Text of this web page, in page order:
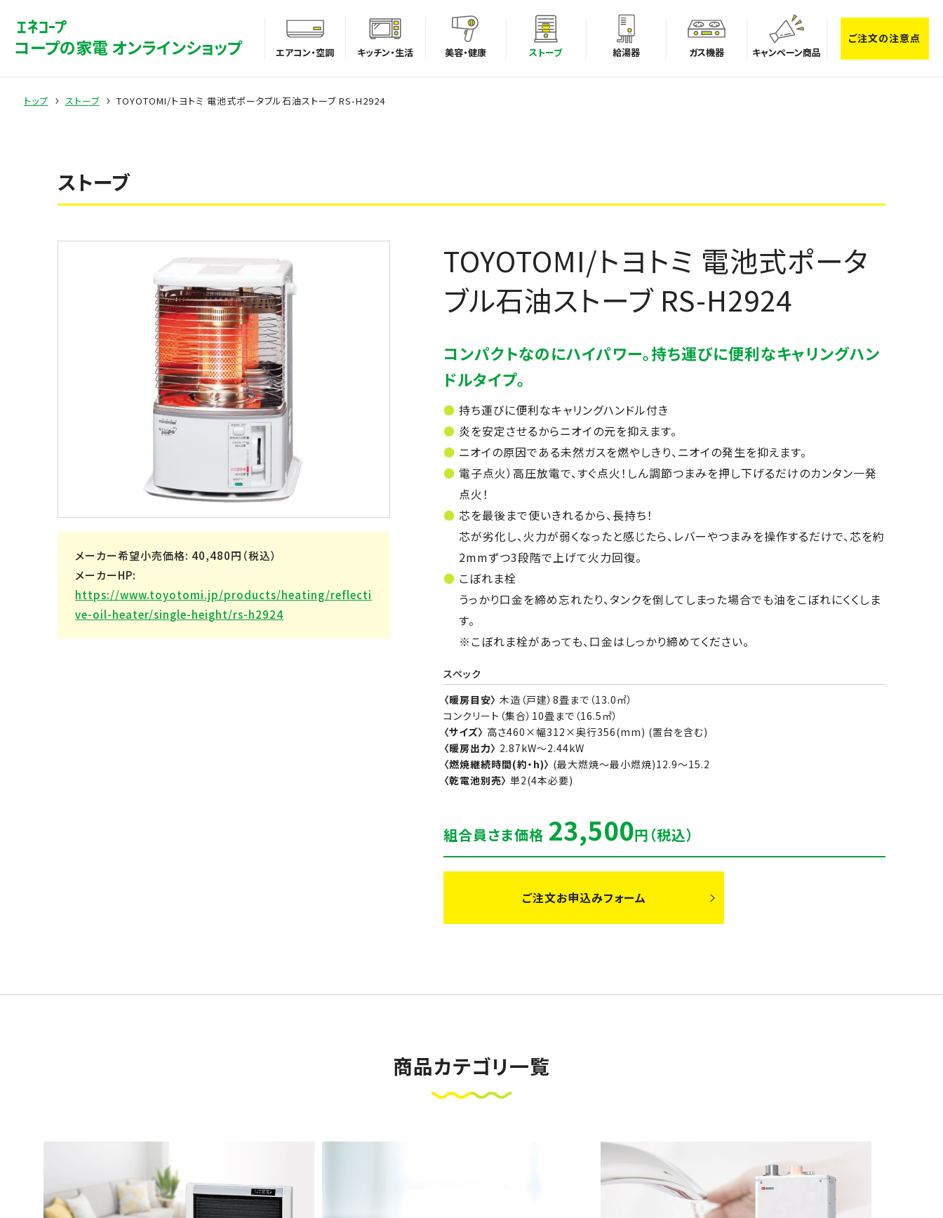
コープの家電 オンラインショップ エアコン・空調 キッチン・生活 美容・健康 ストーブ 給湯器 ガス機器 キャンペーン商品
ご注文の注意点
トップ ストーブ TOYOTOMI/トヨトミ 電池式ポータブル石油ストーブ RS-H2924
ストーブ
メーカー希望小売価格: 40,480円（税込）
メーカーHP:
https://www.toyotomi.jp/products/heating/reflecti
ve-oil-heater/single-height/rs-h2924
TOYOTOMI/トヨトミ 電池式ポータ
ブル石油ストーブ RS-H2924
コンパクトなのにハイパワー。持ち運びに便利なキャリングハン
ドルタイプ。
持ち運びに便利なキャリングハンドル付き
炎を安定させるからニオイの元を抑えます。
ニオイの原因である未然ガスを燃やしきり、ニオイの発生を抑えます。
電子点火）高圧放電で、すぐ点火！しん調節つまみを押し下げるだけのカンタン一発
点火！
芯を最後まで使いきれるから、長持ち！
芯が劣化し、火力が弱くなったと感じたら、レバーやつまみを操作するだけで、芯を約
2mmずつ3段階で上げて火力回復。
こぼれま栓
うっかり口金を締め忘れたり、タンクを倒してしまった場合でも油をこぼれにくくしま
す。
※こぼれま栓があっても、口金はしっかり締めてください。
スペック
〈暖房目安〉 木造（戸建）8畳まで（13.0㎡）
コンクリート（集合）10畳まで（16.5㎡）
〈サイズ〉 高さ460×幅312×奥行356(mm) (置台を含む)
〈暖房出力〉 2.87kW～2.44kW
〈燃焼継続時間(約・h)〉 (最大燃焼～最小燃焼)12.9～15.2
〈乾電池別売〉 単2(4本必要)
組合員さま価格 23,500円（税込）
ご注文お申込みフォーム
商品カテゴリ一覧